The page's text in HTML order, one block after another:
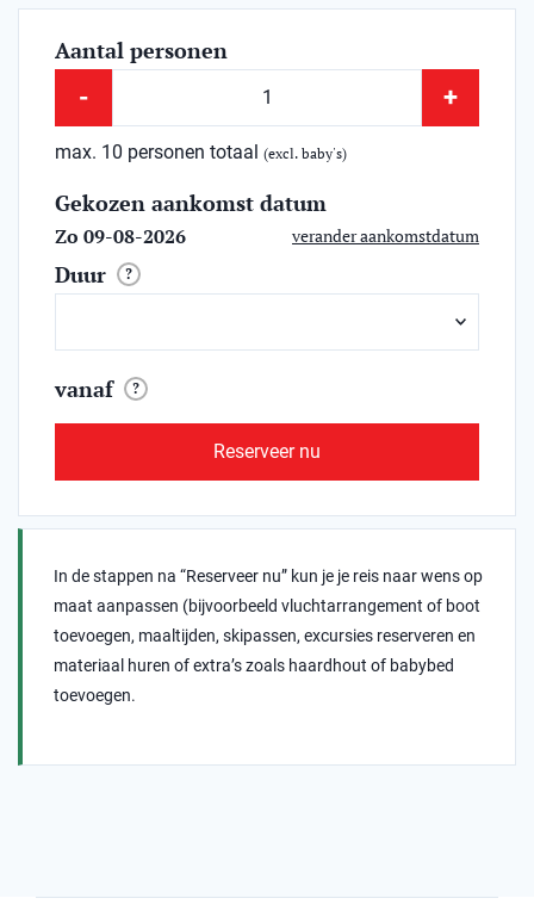
Aantal personen
- +
max. 10 personen totaal (excl. baby's)
Gekozen aankomst datum
Zo 09-08-2026 verander aankomstdatum
Duur ?
vanaf ?
Reserveer nu
In de stappen na “Reserveer nu” kun je je reis naar wens op
maat aanpassen (bijvoorbeeld vluchtarrangement of boot
toevoegen, maaltijden, skipassen, excursies reserveren en
materiaal huren of extra’s zoals haardhout of babybed
toevoegen.